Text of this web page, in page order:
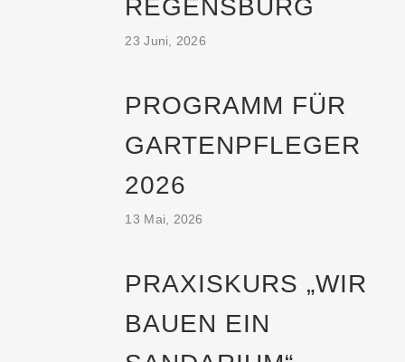
REGENSBURG
23 Juni, 2026
PROGRAMM FÜR
GARTENPFLEGER
2026
13 Mai, 2026
PRAXISKURS „WIR
BAUEN EIN